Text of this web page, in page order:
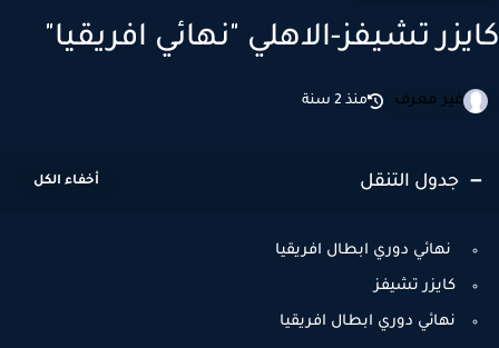
تشيفز-الاهلي "نهائي افريقيا"
غير معرف منذ 2 سنة
جدول التنقل
نهائي دوري ابطال افريقيا
كايزر تشيفز
نهائي دوري ابطال افريقيا